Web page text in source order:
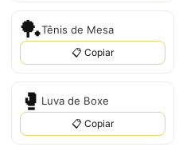
🏓Tênis de Mesa
📋 Copiar
🥊 Luva de Boxe
📋 Copiar